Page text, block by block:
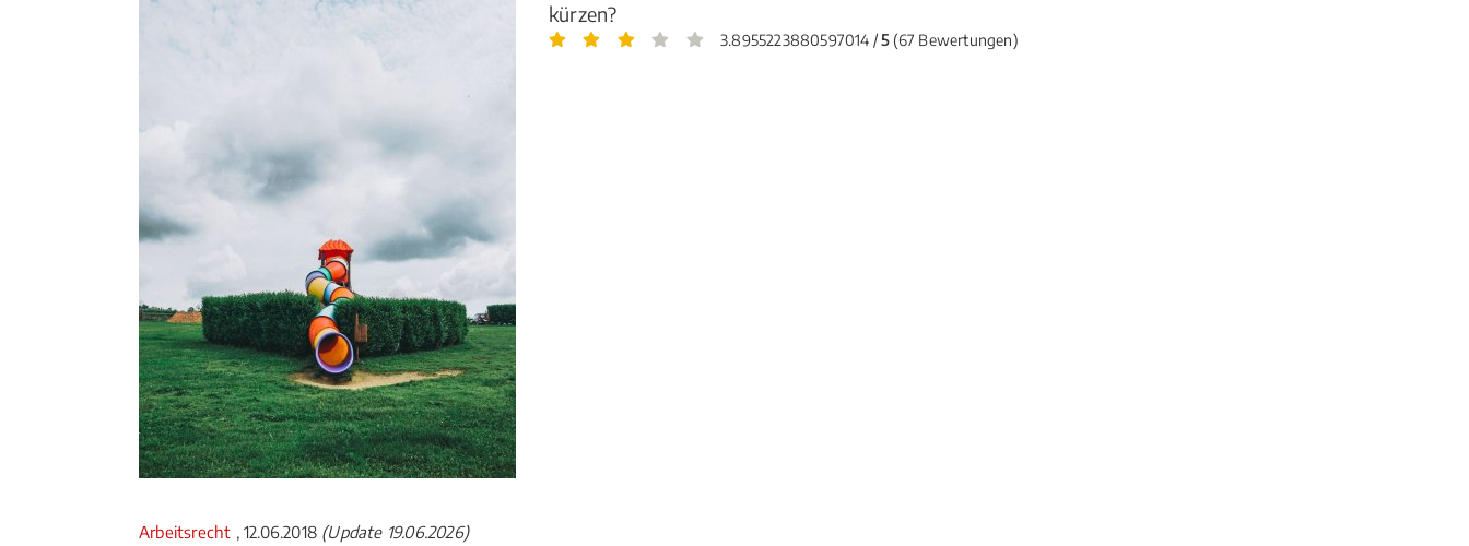
kürzen?
3.8955223880597014 /5(67 Bewertungen)
Arbeitsrecht , 12.06.2018 (Update 19.06.2026)